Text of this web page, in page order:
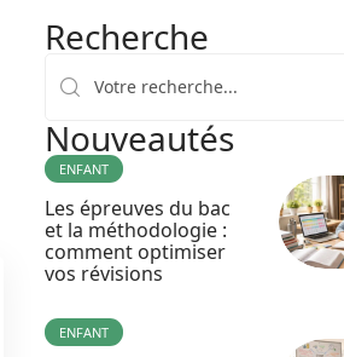
Recherche
Nouveautés
ENFANT
Les épreuves du bac
et la méthodologie :
comment optimiser
vos révisions
ENFANT